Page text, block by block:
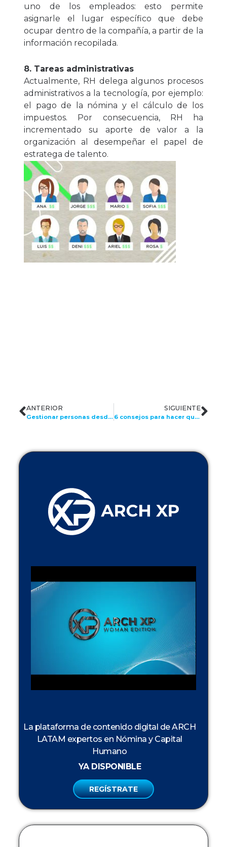
uno de los empleados: esto permite
asignarle el lugar específico que debe
ocupar dentro de la compañía, a partir de la
información recopilada.
8. Tareas administrativas
Actualmente, RH delega algunos procesos
administrativos a la tecnología, por ejemplo:
el pago de la nómina y el cálculo de los
impuestos. Por consecuencia, RH ha
incrementado su aporte de valor a la
organización al desempeñar el papel de
estratega de talento.
ANTERIOR
Gestionar personas desde lo digital, la realidad de hoy
SIGUIENTE
6 consejos para hacer que los trabajadores sean más felices y productivos
La plataforma de contenido digital de ARCH
LATAM expertos en Nómina y Capital
Humano
YA DISPONIBLE
REGÍSTRATE